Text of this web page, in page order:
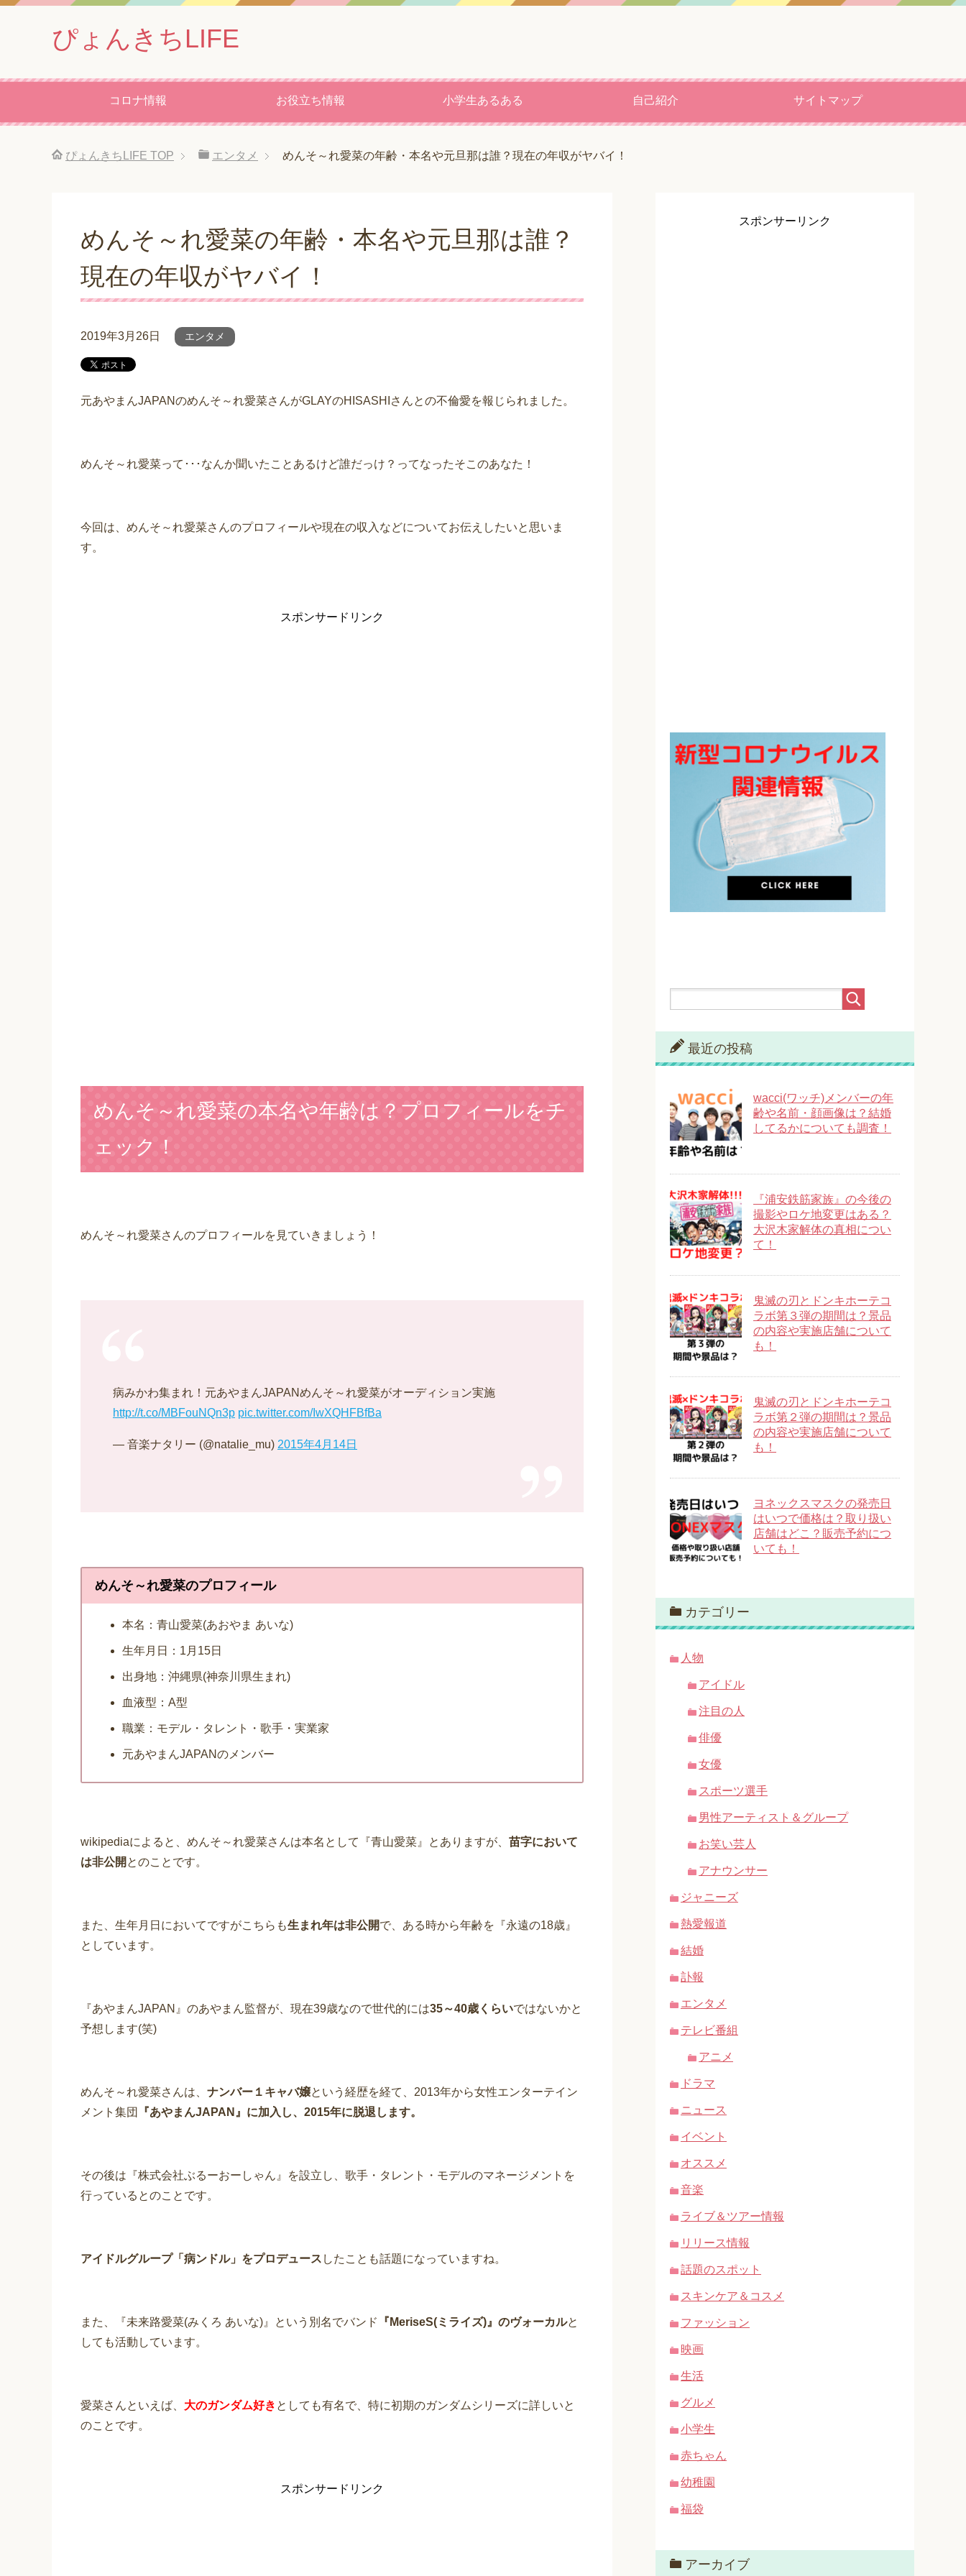
ぴょんきちLIFE
コロナ情報 お役立ち情報 小学生あるある 自己紹介 サイトマップ
ぴょんきちLIFE TOP エンタメ めんそ～れ愛菜の年齢・本名や元旦那は誰？現在の年収がヤバイ！
めんそ～れ愛菜の年齢・本名や元旦那は誰？
現在の年収がヤバイ！
2019年3月26日 エンタメ
元あやまんJAPANのめんそ～れ愛菜さんがGLAYのHISASHIさんとの不倫愛を報じられました。
めんそ～れ愛菜って･･･なんか聞いたことあるけど誰だっけ？ってなったそこのあなた！
今回は、めんそ～れ愛菜さんのプロフィールや現在の収入などについてお伝えしたいと思いま
す。
スポンサードリンク
めんそ～れ愛菜の本名や年齢は？プロフィールをチ
ェック！
めんそ～れ愛菜さんのプロフィールを見ていきましょう！
病みかわ集まれ！元あやまんJAPANめんそ～れ愛菜がオーディション実施
http://t.co/MBFouNQn3p pic.twitter.com/IwXQHFBfBa
— 音楽ナタリー (@natalie_mu) 2015年4月14日
めんそ～れ愛菜のプロフィール
本名：青山愛菜(あおやま あいな)
生年月日：1月15日
出身地：沖縄県(神奈川県生まれ)
血液型：A型
職業：モデル・タレント・歌手・実業家
元あやまんJAPANのメンバー
wikipediaによると、めんそ～れ愛菜さんは本名として『青山愛菜』とありますが、 苗字において
は非公開 とのことです。
また、生年月日においてですがこちらも生まれ年は非公開で、ある時から年齢を『永遠の18歳』
としています。
『あやまんJAPAN』のあやまん監督が、現在39歳なので世代的には35～40歳くらいではないかと
予想します(笑)
めんそ～れ愛菜さんは、 ナンバー１キャバ嬢という経歴を経て、2013年から女性エンターテイン
メント集団
『あやまんJAPAN』に加入し、2015年に脱退します。
その後は『株式会社ぶるーおーしゃん』を設立し、歌手・タレント・モデルのマネージメントを
行っているとのことです。
アイドルグループ「病ンドル」をプロデュース したことも話題になっていますね。
また、『未来路愛菜(みくろ あいな)』という別名でバンド 『MeriseS(ミライズ)』のヴォーカルと
しても活動しています。
愛菜さんといえば、 大のガンダム好き としても有名で、特に初期のガンダムシリーズに詳しいと
のことです。
スポンサードリンク
スポンサーリンク
最近の投稿
wacci(ワッチ)メンバーの年
齢や名前・顔画像は？結婚
してるかについても調査！
『浦安鉄筋家族』の今後の
撮影やロケ地変更はある？
大沢木家解体の真相につい
て！
鬼滅の刃とドンキホーテコ
ラボ第３弾の期間は？景品
の内容や実施店舗について
も！
鬼滅の刃とドンキホーテコ
ラボ第２弾の期間は？景品
の内容や実施店舗について
も！
ヨネックスマスクの発売日
はいつで価格は？取り扱い
店舗はどこ？販売予約につ
いても！
カテゴリー
人物
アイドル
注目の人
俳優
女優
スポーツ選手
男性アーティスト＆グループ
お笑い芸人
アナウンサー
ジャニーズ
熱愛報道
結婚
訃報
エンタメ
テレビ番組
アニメ
ドラマ
ニュース
イベント
オススメ
音楽
ライブ＆ツアー情報
リリース情報
話題のスポット
スキンケア＆コスメ
ファッション
映画
生活
グルメ
小学生
赤ちゃん
幼稚園
福袋
アーカイブ